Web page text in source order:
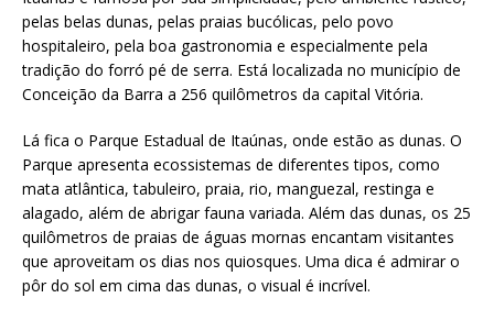
pelas belas dunas, pelas praias bucólicas, pelo povo
hospitaleiro, pela boa gastronomia e especialmente pela
tradição do forró pé de serra. Está localizada no município de
Conceição da Barra a 256 quilômetros da capital Vitória.
Lá fica o Parque Estadual de Itaúnas, onde estão as dunas. O
Parque apresenta ecossistemas de diferentes tipos, como
mata atlântica, tabuleiro, praia, rio, manguezal, restinga e
alagado, além de abrigar fauna variada. Além das dunas, os 25
quilômetros de praias de águas mornas encantam visitantes
que aproveitam os dias nos quiosques. Uma dica é admirar o
pôr do sol em cima das dunas, o visual é incrível.